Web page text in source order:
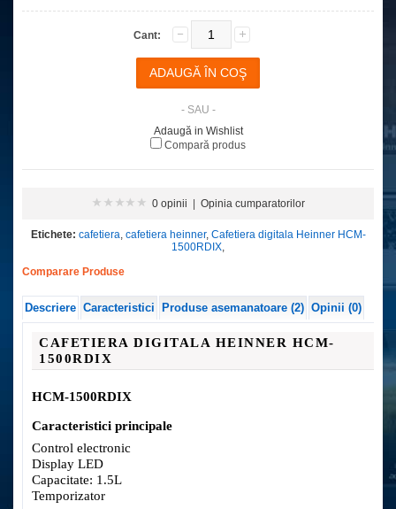
Cant:
- SAU -
Adaugă in Wishlist
Compară produs
0 opinii Opinia cumparatorilor
Etichete: cafetiera, cafetiera heinner, Cafetiera digitala Heinner HCM-
1500RDIX,
Comparare Produse
Descriere Caracteristici Produse asemanatoare (2) Opinii (0)
CAFETIERA DIGITALA HEINNER HCM-
1500RDIX
HCM-1500RDIX
Caracteristici principale
Control electronic
Display LED
Capacitate: 1.5L
Temporizator